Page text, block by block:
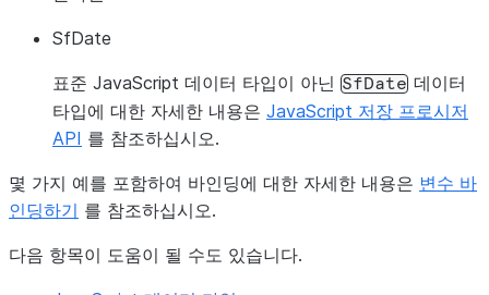
SfDate
표준 JavaScript 데이터 타입이 아닌 SfDate 데이터
타입에 대한 자세한 내용은 JavaScript 저장 프로시저
API 를 참조하십시오.
몇 가지 예를 포함하여 바인딩에 대한 자세한 내용은 변수 바
인딩하기 를 참조하십시오.
다음 항목이 도움이 될 수도 있습니다.